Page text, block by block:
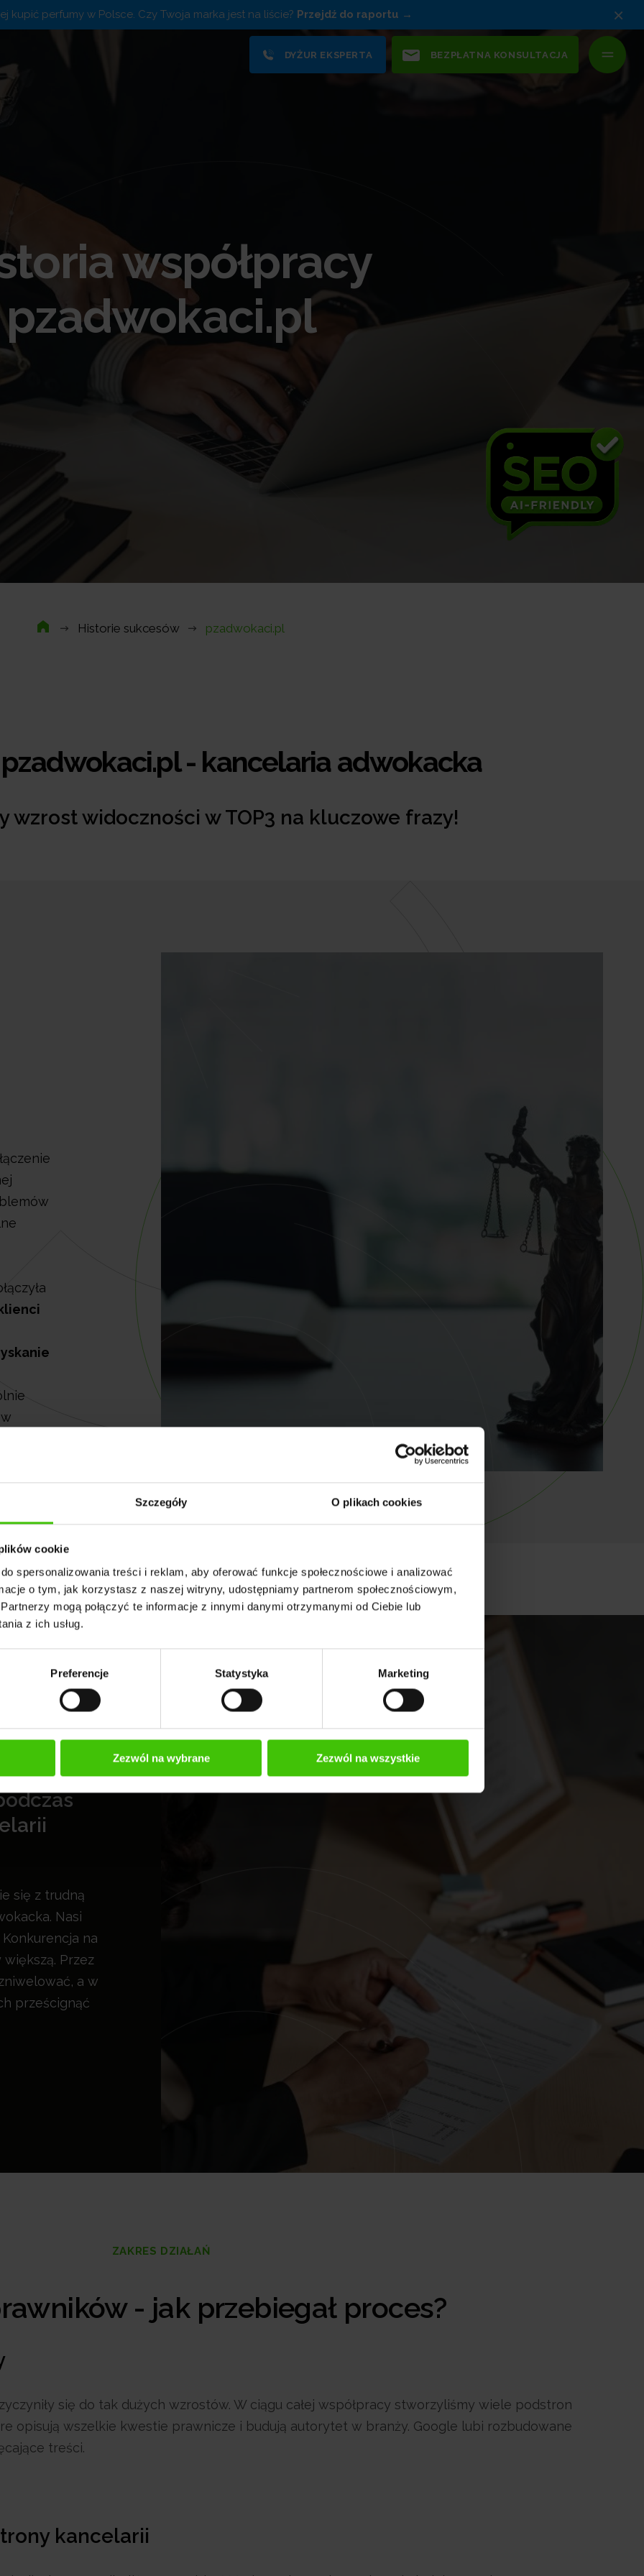
Szczegóły O plikach cookies
cookie
spersonalizowania treści i reklam, aby oferować funkcje społecznościowe i analizować
o tym, jak korzystasz z naszej witryny, udostępniamy partnerom społecznościowym,
mogą połączyć te informacje z innymi danymi otrzymanymi od Ciebie lub
z ich usług.
Preferencje Statystyka Marketing
Zezwól na wybrane Zezwól na wszystkie
kupić perfumy w Polsce. Czy Twoja marka jest na liście? Przejdź do raportu ×
DYŻUR EKSPERTA BEZPŁATNA KONSULTACJA
współpracy
pzadwokaci.pl
Historie sukcesów pzadwokaci.pl
pzadwokaci.pl - kancelaria adwokacka
wzrost widoczności w TOP3 na kluczowe frazy!
się z trudną
Nasi
na
Przez
a w
prześcignąć
ZAKRES DZIAŁAŃ
- jak przebiegał proces?
się do tak dużych wzrostów. W ciągu całej współpracy stworzyliśmy wiele podstron
opisują wszelkie kwestie prawnicze i budują autorytet w branży. Google lubi rozbudowane
treści.
kancelarii